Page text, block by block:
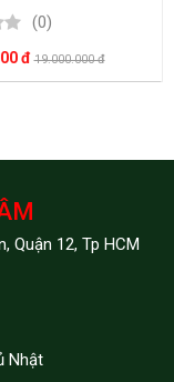
(0)
đ19.000.000 đ
Quận 12, Tp HCM
Nhật